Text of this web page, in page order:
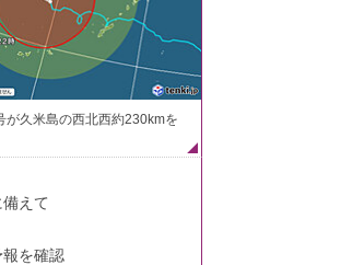
が久米島の西北西約230kmを
えて
を確認